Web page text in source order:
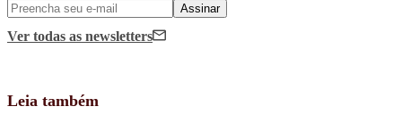
Assinar
Ver todas as newsletters
Leia também